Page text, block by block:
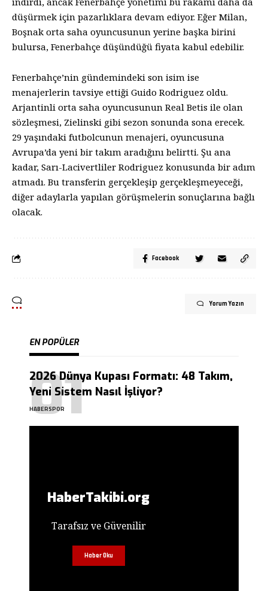
düşürmek için pazarlıklara devam ediyor. Eğer Milan,
Boşnak orta saha oyuncusunun yerine başka birini
bulursa, Fenerbahçe düşündüğü fiyata kabul edebilir.
Fenerbahçe’nin gündemindeki son isim ise
menajerlerin tavsiye ettiği Guido Rodriguez oldu.
Arjantinli orta saha oyuncusunun Real Betis ile olan
sözleşmesi, Zielinski gibi sezon sonunda sona erecek.
29 yaşındaki futbolcunun menajeri, oyuncusuna
Avrupa’da yeni bir takım aradığını belirtti. Şu ana
kadar, Sarı-Lacivertliler Rodriguez konusunda bir adım
atmadı. Bu transferin gerçekleşip gerçekleşmeyeceği,
diğer adaylarla yapılan görüşmelerin sonuçlarına bağlı
olacak.
Facebook
Yorum Yazın
EN POPÜLER
2026 Dünya Kupası Formatı: 48 Takım,
Yeni Sistem Nasıl İşliyor?
HABERSPOR
HaberTakibi.org
Tarafsız ve Güvenilir
Haber Oku